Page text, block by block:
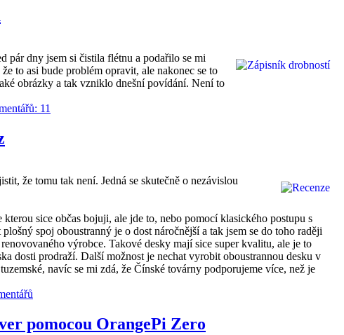
pár dny jsem si čistila flétnu a podařilo se mi
to asi bude problém opravit, ale nakonec se to
obrázky a tak vzniklo dnešní povídání. Není to
11
že tomu tak není. Jedná se skutečně o nezávislou
sice občas bojuji, ale jde to, nebo pomocí klasického postupu s
spoj oboustranný je o dost náročnější a tak jsem se do toho raději
výrobce. Takové desky mají sice super kvalitu, ale je to
dosti prodraží. Další možnost je nechat vyrobit oboustrannou desku v
navíc se mi zdá, že Čínské továrny podporujeme více, než je
pomocou OrangePi Zero